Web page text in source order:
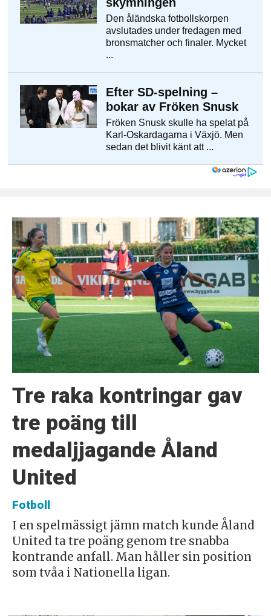
Tre raka kontringar gav
tre poäng till
medaljjagande Åland
United
Fotboll
I en spelmässigt jämn match kunde Åland
United ta tre poäng genom tre snabba
kontrande anfall. Man håller sin position
som tvåa i Nationella ligan.